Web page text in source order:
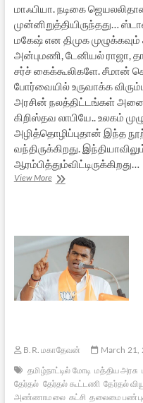
மாஃபியா. நடிகை
முன்னிறுத்தியிருந்தது…
மகேஷ் என திமுக முழுக்கவும்
அன்புமணி, டேனியல் ராஜா,
சர்ச் கைக்கூலிகளே. சீமான்
போர்வையில் உருவாக்க
அரசின் நலத்திட்டங்கள்
கிறிஸ்தவ லாபியே.. உலகம்
அழித்தொழிப்புதான் இந்த
வந்திருக்கிறது.
ஆரம்பித்தும்விட்டிருக்கிறது…
View Moreதமிழக
B.R. மகாதேவன்
March 21,
தமிழ்நாட்டில் மோடி மத்திய அரசு
தேர்தல் தேர்தல் கூட்டணி தேர்தல்
அண்ணாமலை கட்சி தலைமை